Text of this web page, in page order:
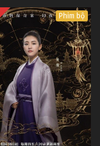
Phim bộ